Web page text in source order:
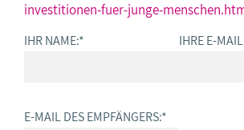
investitionen-fuer-junge-
IHR NAME:* IHRE E-
E-MAIL DES EMPFÄNGERS:*